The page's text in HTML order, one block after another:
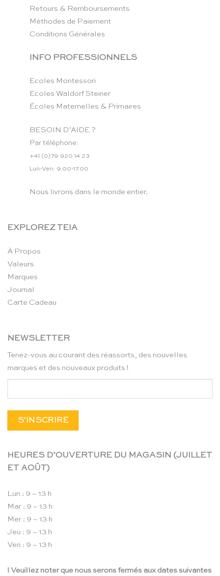
Retours & Remboursements
Méthodes de Paiement
Conditions Générales
INFO PROFESSIONNELS
Ecoles Montessori
Ecoles Waldorf Steiner
Écoles Maternelles & Primaires
BESOIN D’AIDE ?
Par téléphone:
+41 (0)79 920 14 23
Lun-Ven: 9.00-17.00
Nous livrons dans le monde entier.
EXPLOREZ TEIA
À Propos
Valeurs
Marques
Journal
Carte Cadeau
NEWSLETTER
Tenez-vous au courant des réassorts, des nouvelles
marques et des nouveaux produits !
HEURES D’OUVERTURE DU MAGASIN (JUILLET
ET AOÛT)
Lun : 9 – 13 h
Mar : 9 – 13 h
Mer : 9 – 13 h
Jeu : 9 – 13 h
Ven : 9 – 13 h
! Veuillez noter que nous serons fermés aux dates suivantes